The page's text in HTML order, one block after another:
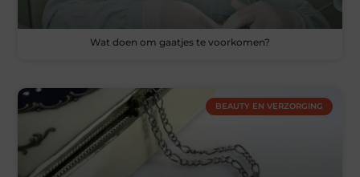
Wat doen om gaatjes te voorkomen?
BEAUTY EN VERZORGING